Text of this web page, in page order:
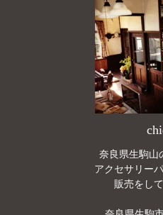
奈良県生駒山
アクセサリー
販売をし